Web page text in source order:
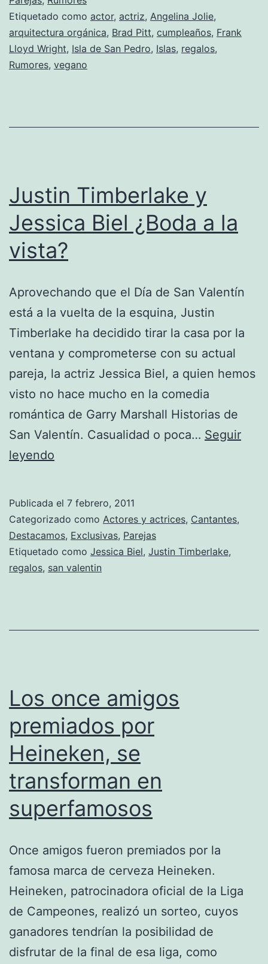
Brad
Pitt
Etiquetado como actor, actriz, Angelina Jolie,
arquitectura orgánica, Brad Pitt, cumpleaños, Frank
Lloyd Wright, Isla de San Pedro, Islas, regalos,
Rumores, vegano
Justin Timberlake y
Jessica Biel ¿Boda a la
vista?
Aprovechando que el Día de San Valentín
está a la vuelta de la esquina, Justin
Timberlake ha decidido tirar la casa por la
ventana y comprometerse con su actual
pareja, la actriz Jessica Biel, a quien hemos
visto no hace mucho en la comedia
romántica de Garry Marshall Historias de
San Valentín. Casualidad o poca… Seguir
leyendo
Jessica
Biel
¿Boda
a
Publicada el 7 febrero, 2011
Categorizado como Actores y actrices, Cantantes,
Destacamos, Exclusivas, Parejas
Etiquetado como Jessica Biel, Justin Timberlake,
regalos, san valentin
Los once amigos
premiados por
Heineken, se
transforman en
superfamosos
Once amigos fueron premiados por la
famosa marca de cerveza Heineken.
Heineken, patrocinadora oficial de la Liga
de Campeones, realizó un sorteo, cuyos
ganadores tendrían la posibilidad de
disfrutar de la final de esa liga, como